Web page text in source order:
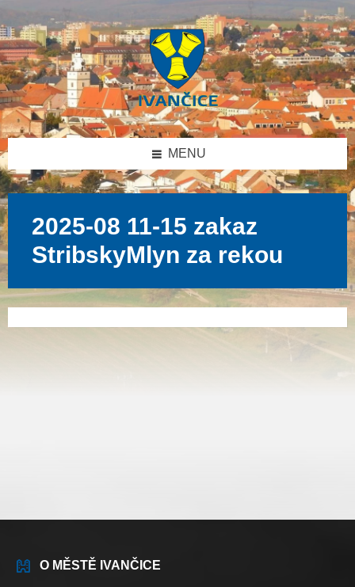
obsah
levý
panel
patičku
MENU
2025-08 11-15 zakaz
StribskyMlyn za rekou
O MĚSTĚ IVANČICE